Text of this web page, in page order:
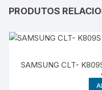
PRODUTOS
SAMSUNG CLT-